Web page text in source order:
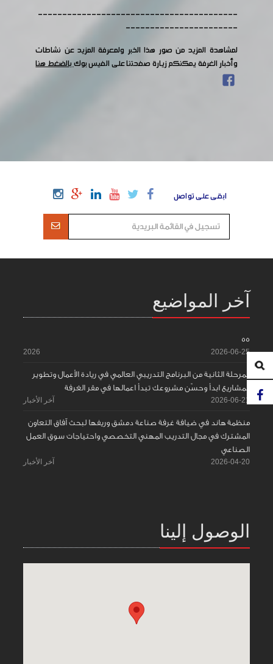
-----------------------------------------
-----------------------
لمشاهدة المزيد من صور هذا الخبر ولمعرفة المزيد عن نشاطات
وأخبار الغرفة يمكنكم زيارة صفحتنا على الفيس بوكبالضغط هنا
ابقى على تواصل
آخر المواضيع
55
2026-06-25
2026
المرحلة الثانية من البرنامج التدريبي العالمي في ريادة الأعمال وتطوير
المشاريع ابدأ وحسّن مشروعك تبدأ اعمالها في مقر الغرفة
2026-06-21 آخر الأخبار
منظمة هاند في ضيافة غرفة صناعة دمشق وريفها لبحث آفاق التعاون
المشترك في مجال التدريب المهني التخصصي واحتياجات سوق العمل
الصناعي
2026-04-20 آخر الأخبار
الوصول إلينا